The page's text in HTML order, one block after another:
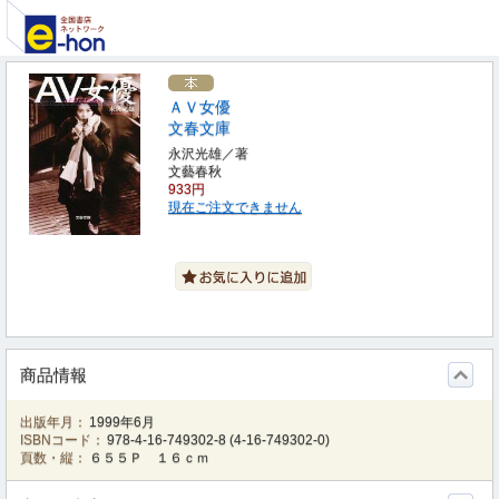
ＡＶ女優
文春文庫
永沢光雄／著
文藝春秋
933円
現在ご注文できません
商品情報
出版年月： 1999年6月
ISBNコード： 978-4-16-749302-8 (4-16-749302-0)
頁数・縦：
６５５Ｐ １６ｃｍ